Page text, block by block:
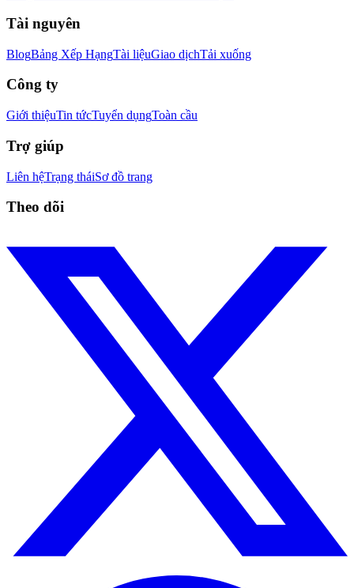
Tài nguyên
BlogBảng Xếp HạngTài liệuGiao dịchTải xuống
Công ty
Giới thiệuTin tứcTuyển dụngToàn cầu
Trợ giúp
Liên hệTrạng tháiSơ đồ trang
Theo dõi